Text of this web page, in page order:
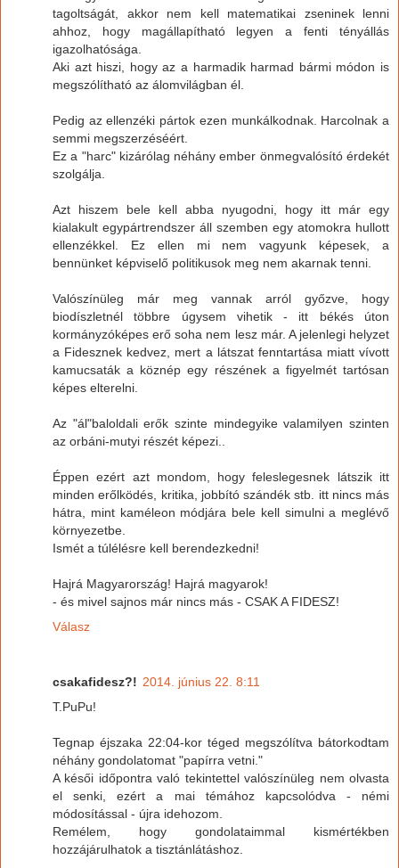
tagoltságát, akkor nem kell matematikai zseninek lenni
ahhoz, hogy magállapítható legyen a fenti tényállás
igazolhatósága.
Aki azt hiszi, hogy az a harmadik harmad bármi módon is
megszólítható az álomvilágban él.
Pedig az ellenzéki pártok ezen munkálkodnak. Harcolnak a
semmi megszerzéséért.
Ez a "harc" kizárólag néhány ember önmegvalósító érdekét
szolgálja.
Azt hiszem bele kell abba nyugodni, hogy itt már egy
kialakult egypártrendszer áll szemben egy atomokra hullott
ellenzékkel. Ez ellen mi nem vagyunk képesek, a
bennünket képviselő politikusok meg nem akarnak tenni.
Valószínüleg már meg vannak arról győzve, hogy
biodíszletnél többre úgysem vihetik - itt békés úton
kormányzóképes erő soha nem lesz már. A jelenlegi helyzet
a Fidesznek kedvez, mert a látszat fenntartása miatt vívott
kamucsaták a köznép egy részének a figyelmét tartósan
képes elterelni.
Az "ál"baloldali erők szinte mindegyike valamilyen szinten
az orbáni-mutyi részét képezi..
Éppen ezért azt mondom, hogy feleslegesnek látszik itt
minden erőlködés, kritika, jobbító szándék stb. itt nincs más
hátra, mint kaméleon módjára bele kell simulni a meglévő
környezetbe.
Ismét a túlélésre kell berendezkedni!
Hajrá Magyarország! Hajrá magyarok!
- és mivel sajnos már nincs más - CSAK A FIDESZ!
Válasz
csakafidesz?! 2014. június 22. 8:11
T.PuPu!
Tegnap éjszaka 22:04-kor téged megszólítva bátorkodtam
néhány gondolatomat "papírra vetni."
A késői időpontra való tekintettel valószínüleg nem olvasta
el senki, ezért a mai témához kapcsolódva - némi
módosítással - újra idehozom.
Remélem, hogy gondolataimmal kismértékben
hozzájárulhatok a tisztánlátáshoz.